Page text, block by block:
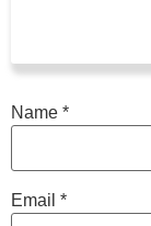
Name *
Email *